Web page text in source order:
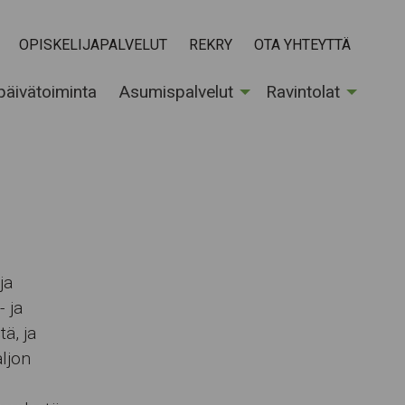
OPISKELIJAPALVELUT REKRY OTA YHTEYTTÄ
Asumispalvelut Ravintolat
ja
ja